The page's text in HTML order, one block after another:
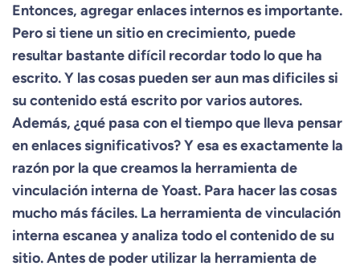
Entonces, agregar enlaces internos es importante.
Pero si tiene un sitio en crecimiento, puede
resultar bastante difícil recordar todo lo que ha
escrito. Y las cosas pueden ser aun mas dificiles si
su contenido está escrito por varios autores.
Además, ¿qué pasa con el tiempo que lleva pensar
en enlaces significativos? Y esa es exactamente la
razón por la que creamos la herramienta de
vinculación interna de Yoast. Para hacer las cosas
mucho más fáciles. La herramienta de vinculación
interna escanea y analiza todo el contenido de su
sitio. Antes de poder utilizar la herramienta de